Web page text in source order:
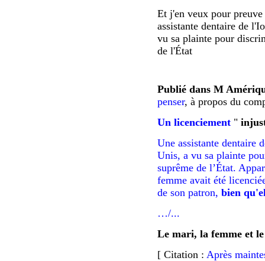
Et j'en veux pour
assistante dentaire de
vu sa plainte pour
de l'État
Publié dans M
penser, à propos du
Un licenciement "
Une assistante dentaire
Unis, a vu sa plainte
suprême de l’État.
femme avait été
de son patron, bien
…/...
Le mari, la femme et
[ Citation : Après